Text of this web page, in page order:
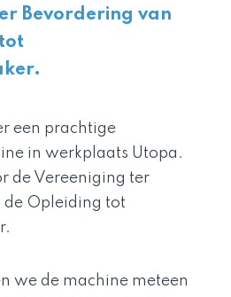
Bevordering van
een prachtige
in werkplaats Utopa.
de Vereeniging ter
de Opleiding tot
we de machine meteen